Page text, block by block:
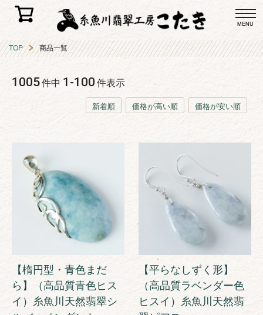
MENU
TOP 商品一覧
新着順 価格が高い順 価格が安い順
1005件中 1 -100件表示
【楕円型・青色まだ
ら】（高品質青色ヒス
イ）糸魚川天然翡翠シ
【平らなしずく形】
（高品質ラベンダー色
ヒスイ）糸魚川天然翡